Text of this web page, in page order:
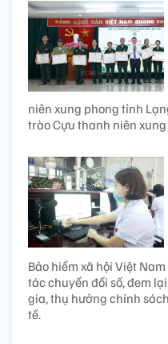
niên xung phong tỉnh
trào Cựu thanh niên
Bảo hiểm xã hội Việt
tác chuyển đổi số, đem
gia, thụ hưởng chính
tế.